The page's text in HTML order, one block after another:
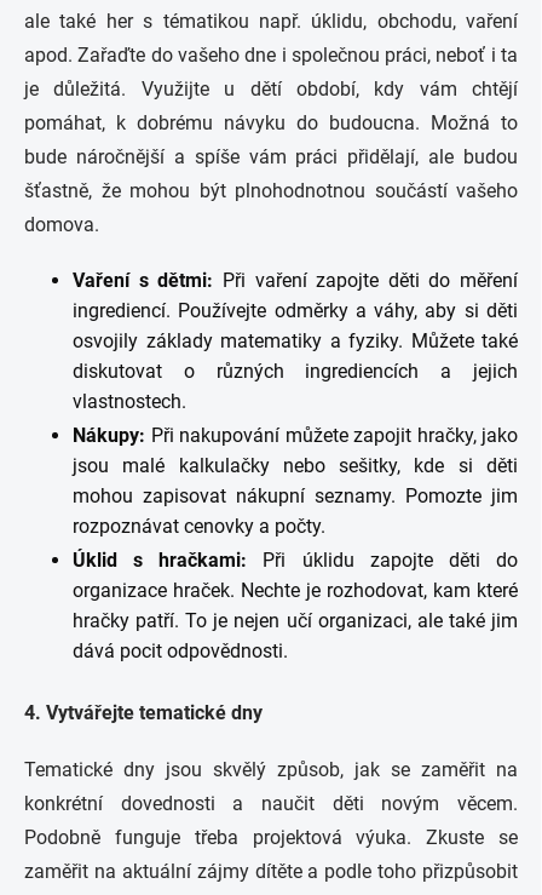
ale také her s tématikou např. úklidu, obchodu, vaření
apod. Zařaďte do vašeho dne i společnou práci, neboť i ta
je důležitá. Využijte u dětí období, kdy vám chtějí
pomáhat, k dobrému návyku do budoucna. Možná to
bude náročnější a spíše vám práci přidělají, ale budou
šťastně, že mohou být plnohodnotnou součástí vašeho
domova.
Vaření s dětmi: Při vaření zapojte děti do měření
ingrediencí. Používejte odměrky a váhy, aby si děti
osvojily základy matematiky a fyziky. Můžete také
diskutovat o různých ingrediencích a jejich
vlastnostech.
Nákupy: Při nakupování můžete zapojit hračky, jako
jsou malé kalkulačky nebo sešitky, kde si děti
mohou zapisovat nákupní seznamy. Pomozte jim
rozpoznávat cenovky a počty.
Úklid s hračkami: Při úklidu zapojte děti do
organizace hraček. Nechte je rozhodovat, kam které
hračky patří. To je nejen učí organizaci, ale také jim
dává pocit odpovědnosti.
4. Vytvářejte tematické dny
Tematické dny jsou skvělý způsob, jak se zaměřit na
konkrétní dovednosti a naučit děti novým věcem.
Podobně funguje třeba projektová výuka. Zkuste se
zaměřit na aktuální zájmy dítěte a podle toho přizpůsobit